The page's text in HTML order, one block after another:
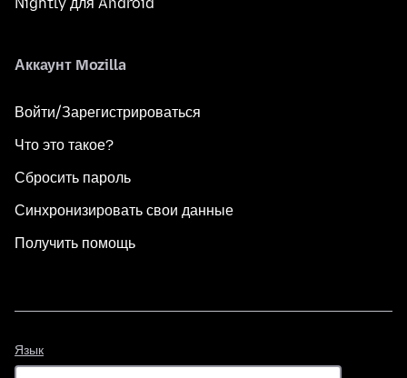
Nightly для Android
Аккаунт Mozilla
Войти/Зарегистрироваться
Что это такое?
Сбросить пароль
Синхронизировать свои данные
Получить помощь
Язык